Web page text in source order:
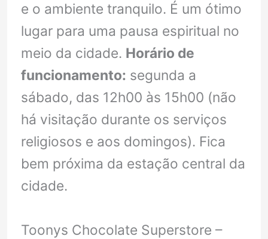
e o ambiente tranquilo. É um ótimo
lugar para uma pausa espiritual no
meio da cidade. Horário de
funcionamento: segunda a
sábado, das 12h00 às 15h00 (não
há visitação durante os serviços
religiosos e aos domingos). Fica
bem próxima da estação central da
cidade.
Toonys Chocolate Superstore –